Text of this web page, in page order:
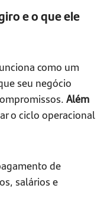
e o que ele
como um
seu negócio
Além
o ciclo operacional
de
salários e